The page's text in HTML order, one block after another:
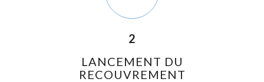
2
LANCEMENT DU
RECOUVREMENT